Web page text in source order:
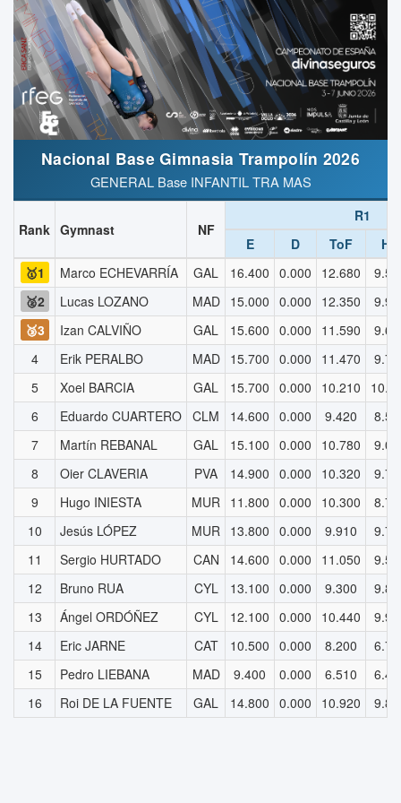
Nacional Base Gimnasia Trampolín 2026
GENERAL Base INFANTIL TRA MAS
Rank Gymnast NF
R1
E
D ToF
HD
🥇1
Marco ECHEVARRÍA GAL 16.400 0.000 12.680
🥈2
Lucas LOZANO MAD 15.000 0.000 12.350
🥉3
Izan CALVIÑO GAL 15.600 0.000 11.590
4
Erik PERALBO MAD 15.700 0.000 11.470
5
Xoel BARCIA GAL 15.700 0.000 10.210
6
Eduardo CUARTERO CLM 14.600 0.000 9.420
7
Martín REBANAL GAL 15.100 0.000 10.780
8
Oier CLAVERIA PVA 14.900 0.000 10.320
9
Hugo INIESTA MUR 11.800 0.000 10.300
10
Jesús LÓPEZ MUR 13.800 0.000 9.910
11
Sergio HURTADO CAN 14.600 0.000 11.050
12
Bruno RUA CYL 13.100 0.000 9.300
13
Ángel ORDÓÑEZ CYL 12.100 0.000 10.440
14
Eric JARNE CAT 10.500 0.000 8.200
15
Pedro LIEBANA MAD 9.400 0.000 6.510
16
Roi DE LA FUENTE GAL 14.800 0.000 10.920